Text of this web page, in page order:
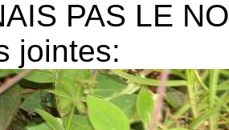
PAS LE
jointes: